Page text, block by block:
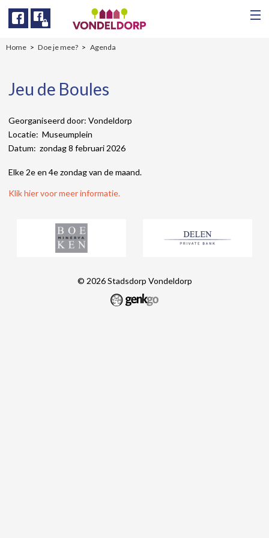
Facebook
Home Doe je mee? Agenda
Jeu de Boules
Georganiseerd door: Vondeldorp
Locatie: Museumplein
Datum: zondag 8 februari 2026
Elke 2e en 4e zondag van de maand.
Klik hier voor meer informatie.
© 2026Stadsdorp Vondeldorp